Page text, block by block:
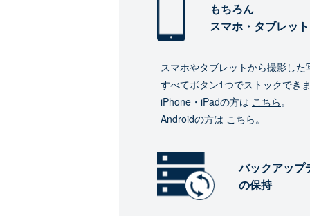
もちろん
スマホ・タブレッ
スマホやタブレットから撮影した
すべてボタン1つでストックでき
iPhone・iPadの方は こちら。
Androidの方は こちら。
バックアップ
の保持